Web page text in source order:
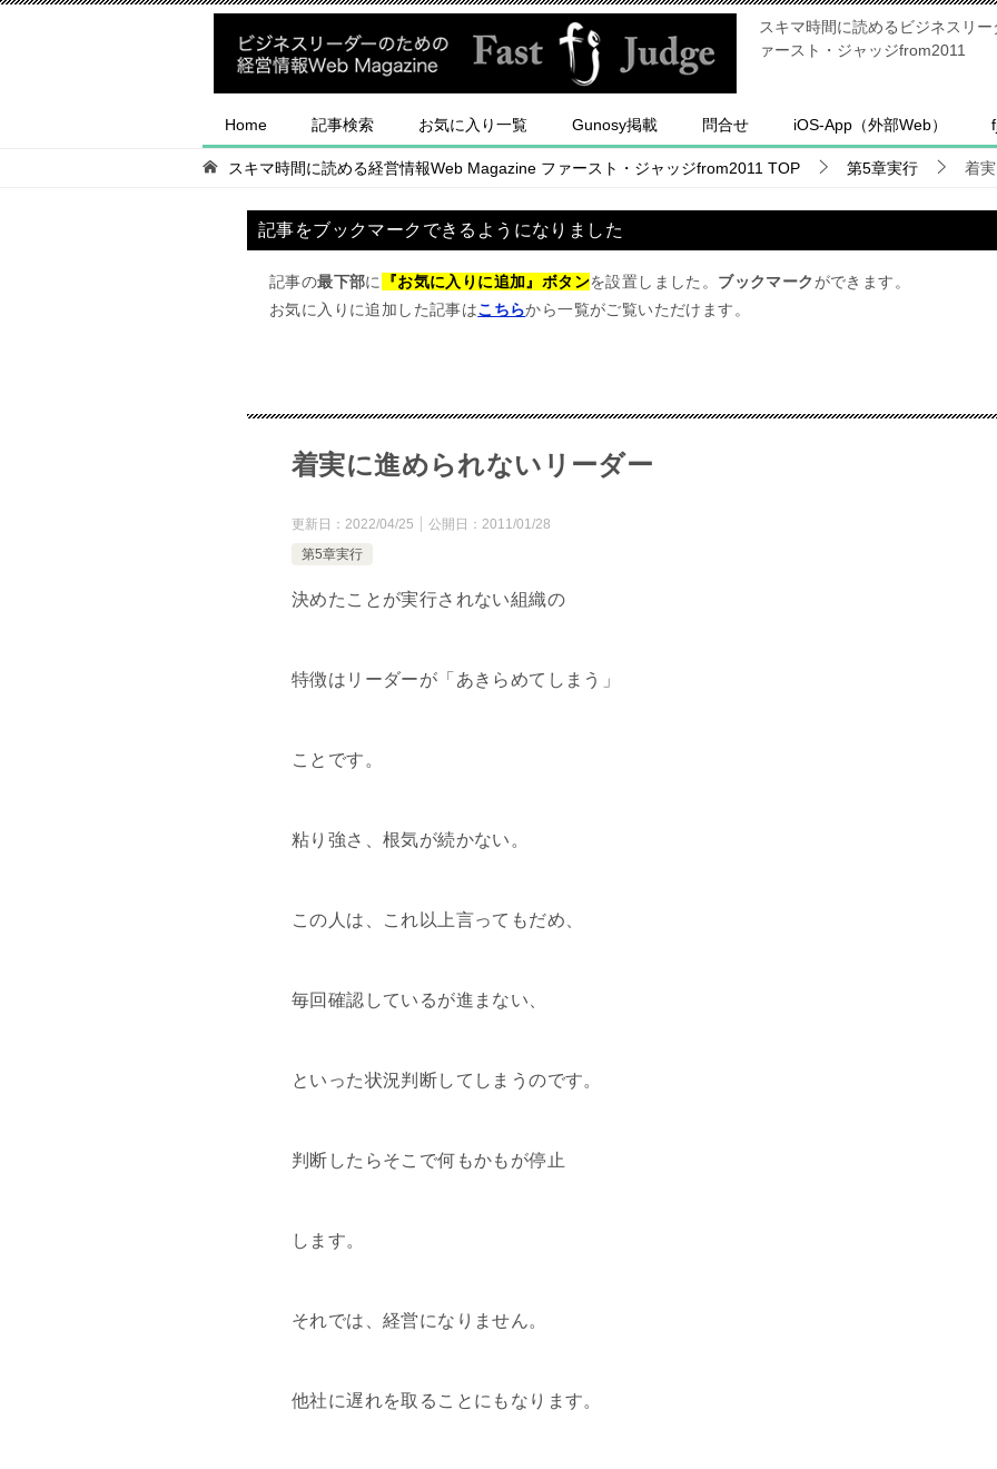
スキマ時間に読めるビジネスリ
ァースト・ジャッジfrom2011
Home 記事検索 お気に入り一覧 Gunosy掲載 問合せ iOS-App（外部Web）
スキマ時間に読める経営情報Web Magazine ファースト・ジャッジfrom2011 TOP 第5章実行 着
記事をブックマークできるようになりました
記事の最下部に 『お気に入りに追加』ボタンを設置しました。 ブックマーク ができます。
お気に入りに追加した記事はこちらから一覧がご覧いただけます。
着実に進められないリーダー
更新日： 2022/04/25 公開日： 2011/01/28
第5章実行
決めたことが実行されない組織の
特徴はリーダーが「あきらめてしまう」
ことです。
粘り強さ、根気が続かない。
この人は、これ以上言ってもだめ、
毎回確認しているが進まない、
といった状況判断してしまうのです。
判断したらそこで何もかもが停止
します。
それでは、経営になりません。
他社に遅れを取ることにもなります。